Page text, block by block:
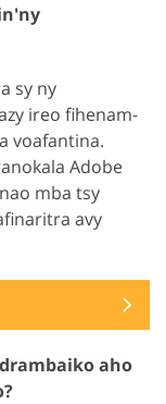
sy ny
ireo fihenam-
voafantina.
Adobe
mba tsy
avy
aho